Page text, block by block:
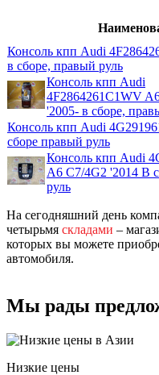
Консоль кпп Audi
в сборе, правый руль
Консоль кпп Audi
4F2864261C1WV
'2005- в сборе,
Консоль кпп Audi
сборе правый руль
Консоль кпп Audi
A6 C7/4G2 '2014 В
руль
На сегодняшний день
четырьмя складами –
которых вы можете
автомобиля.
Мы рады
Низкие цены